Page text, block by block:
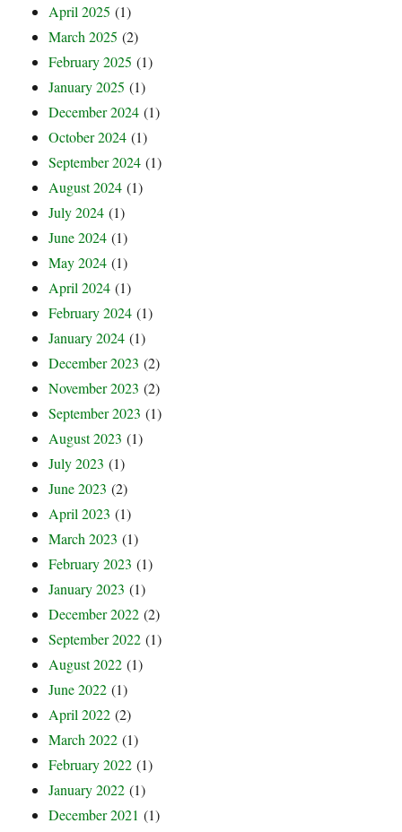
April 2025 (1)
March 2025 (2)
February 2025 (1)
January 2025 (1)
December 2024 (1)
October 2024 (1)
September 2024 (1)
August 2024 (1)
July 2024 (1)
June 2024 (1)
May 2024 (1)
April 2024 (1)
February 2024 (1)
January 2024 (1)
December 2023 (2)
November 2023 (2)
September 2023 (1)
August 2023 (1)
July 2023 (1)
June 2023 (2)
April 2023 (1)
March 2023 (1)
February 2023 (1)
January 2023 (1)
December 2022 (2)
September 2022 (1)
August 2022 (1)
June 2022 (1)
April 2022 (2)
March 2022 (1)
February 2022 (1)
January 2022 (1)
December 2021 (1)